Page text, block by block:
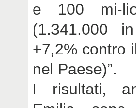
e 100 mi-
(1.341.000
+7,2% contro
nel Paese)”.
I risultati,